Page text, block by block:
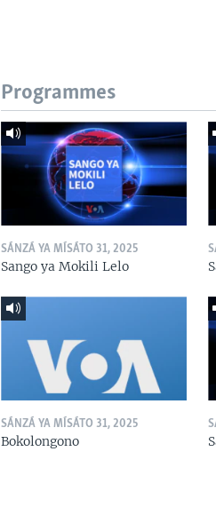
Programmes
SÁNZÁ YA MÍSÁTO 31, 2025
Sango ya Mokili Lelo
SÁNZÁ YA MÍSÁTO 31, 2025
Bokolongono